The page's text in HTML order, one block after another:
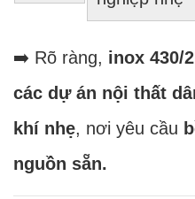
➡️ Rõ ràng, inox 430/
các dự án nội thất
khí nhẹ, nơi yêu cầu
nguồn sẵn.